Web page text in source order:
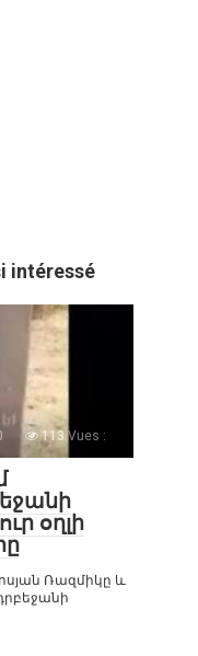
intéressé
113 Vues :
օղլի
Ռազմիկը և